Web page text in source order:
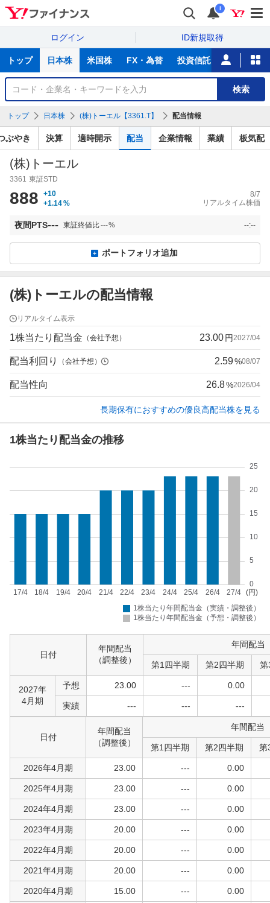
i
ログイン ID新規取得
サ
トップ 日本株 米国株 FX・為替 投資信託 ニュース
銘
検
索
検索
トップ 日本株 (株)トーエル【3361.T】 配当情報
ぶやき 決算 適時開示 配当 企業情報 業績 板気配
(株)トーエル
3361 東証STD
888
+10
+1.14%
8/7
リアルタイム株価
夜間PTS--- 東証終値比---% --:--
ポートフォリオ追加
(株)トーエルの配当情報
リアルタイム表示
1株当たり配当金 （会社予想） 23.00円 2027/04
配当利回り （会社予想） 2.59%08/07
配当性向 26.8%2026/04
長期保有におすすめの優良高配当株を見る
1株当たり配当金の推移
日付
年間配当
（調整後）
年間配当
第1四半期 第2四半期 第
2027年
4月期
予想 23.00 --- 0.00
実績 --- --- ---
日付
年間配当
（調整後）
年間配当
第1四半期 第2四半期 第
2026年4月期 23.00 --- 0.00
2025年4月期 23.00 --- 0.00
2024年4月期 23.00 --- 0.00
2023年4月期 20.00 --- 0.00
2022年4月期 20.00 --- 0.00
2021年4月期 20.00 --- 0.00
2020年4月期 15.00 --- 0.00